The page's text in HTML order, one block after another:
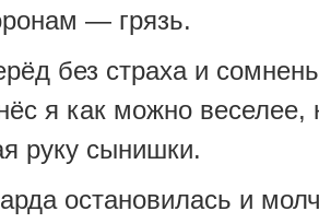
— грязь.
без страха и
я как можно веселее,
руку сынишки.
остановилась и